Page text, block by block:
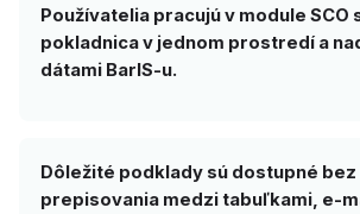
Používatelia pracujú v module SCO
pokladnica v jednom prostredí a
dátami BarIS-u.
Dôležité podklady sú dostupné
prepisovania medzi tabuľkami, e-